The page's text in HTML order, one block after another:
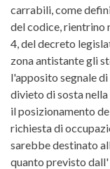
carrabili, come
del codice, rientrino
4, del decreto
zona antistante gli
l'apposito segnale
divieto di sosta
il posizionamento
richiesta di
sarebbe destinato
quanto previsto